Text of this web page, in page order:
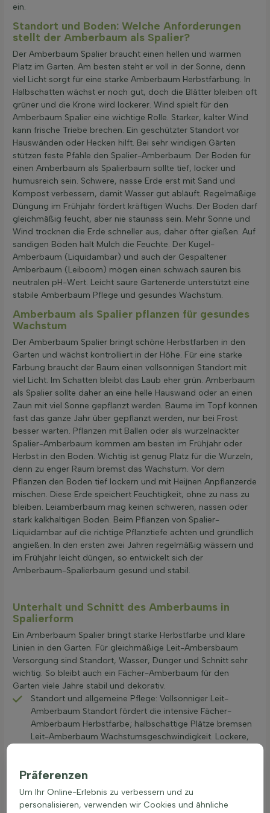
ein.
Standort und Boden: Welche Anforderungen
stellt der Amberbaum als Spalier?
Der Amberbaum Spalier braucht einen hellen und warmen
Platz im Garten. Am besten steht er voll in der Sonne, denn
viel Licht sorgt für eine starke Amberbaum Herbstfärbung. In
Halbschatten wächst er noch gut, doch die Blätter bleiben oft
grüner und die Krone wird lockerer. Wind spielt für den
Amberbaum Spalier eine wichtige Rolle. Starker, kalter Wind
kann frische Triebe brechen. Ein geschützter Standort vor
Hauswänden oder Hecken hilft. Bei sehr windigen Gärten
stützen feste Pfähle den Spalier-Amberbaum. Der Boden für
einen Amberbaum als Spalierbaum sollte tief, locker und
humusreich sein. Schwere, nasse Erde erst mit Sand und
Kompost verbessern, damit Wasser gut abläuft. Regelmäßige
Düngung im Frühjahr fördert kräftigen Wuchs. Der Boden darf
gleichmäßig feucht, aber nie staunass sein. Mehr Sonne und
Wind trocknen die Erde schneller aus, daher öfter gießen. Auf
sandigen Böden hält Mulch die Feuchte. Der Kugel-
Amberbaum (Liquidambar) und auch der Gespaltener
Amberbaum (Leiboom) mögen einen schwach sauren bis
neutralen pH-Wert. Leicht saure Gartenerde unterstützt eine
stabile Amberbaum Pflege und gesundes Wachstum.
Amberbaum als Spalier pflanzen für gesundes
Wachstum
Der Amberbaum Spalier bringt schöne Herbstfarben in den
Garten und wächst kontrolliert in der Höhe. Für eine starke
Färbung braucht der Baum einen vollsonnigen Standort mit
viel Licht. Im Schatten bleibt das Laub eher grün. Amberbaum
als Spalier sollte daher an eine helle Hauswand oder an einen
Zaun mit viel Sonne gepflanzt werden. Bäume im Topf können
fast das ganze Jahr über gepflanzt werden, nur bei Frost
besser warten. Pflanzen mit Ballen oder als wurzelnackter
Spalier-Amberbaum kommen am besten im Frühjahr oder
Herbst in den Boden. Wichtig ist genug Platz für die Wurzeln,
denn zu enger Raum bremst das Wachstum. Vor dem
Pflanzen den Boden tief lockern und mit Heijnen Anpflanzerde
mischen. Diese Erde speichert Feuchtigkeit, ohne zu nass zu
bleiben. Leiamberbaum mag keinen schweren, nassen oder
stark kalkhaltigen Boden. Beim Pflanzen von Spalier-
Liquidambar auf die richtige Pflanztiefe achten und gründlich
angießen. In den ersten zwei Jahren regelmäßig wässern und
im Frühjahr leicht düngen, so entwickelt sich der
Amberbaum-Spalierbaum gesund und stabil.
Unterhalt und Schnitt des Amberbaums in
Spalierform
Ein Amberbaum Spalier bringt starke Herbstfarbe und klare
Linien in den Garten. Für gleichmäßige Leit-Ambersbaum
Versorgung sind Standort, Wasser, Dünger und Schnitt sehr
wichtig. So bleibt auch ein Fächer-Amberbaum für den
Garten viele Jahre stabil und dekorativ.
Standort und allgemeine Pflege: Vollsonniger Leit-
Amberbaum Standort fördert die intensive Fächer-
Amberbaum Herbstfarbe; halbschattige Plätze bremsen
Leit-Amberbaum Wachstumsgeschwindigkeit. Lockere,
oder Fächer-Amberbaum entlang des Zauns.
Schnitt: Für Leit-Amberbaum Pflege im Spalier die
Hauptarbeit im Winter (November bis März) mit scharfer
Präferenzen
Um Ihr Online-Erlebnis zu verbessern und zu
personalisieren, verwenden wir Cookies und ähnliche